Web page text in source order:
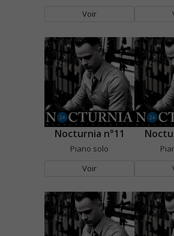
Voir
Nocturnia n°11
Piano solo
Voir